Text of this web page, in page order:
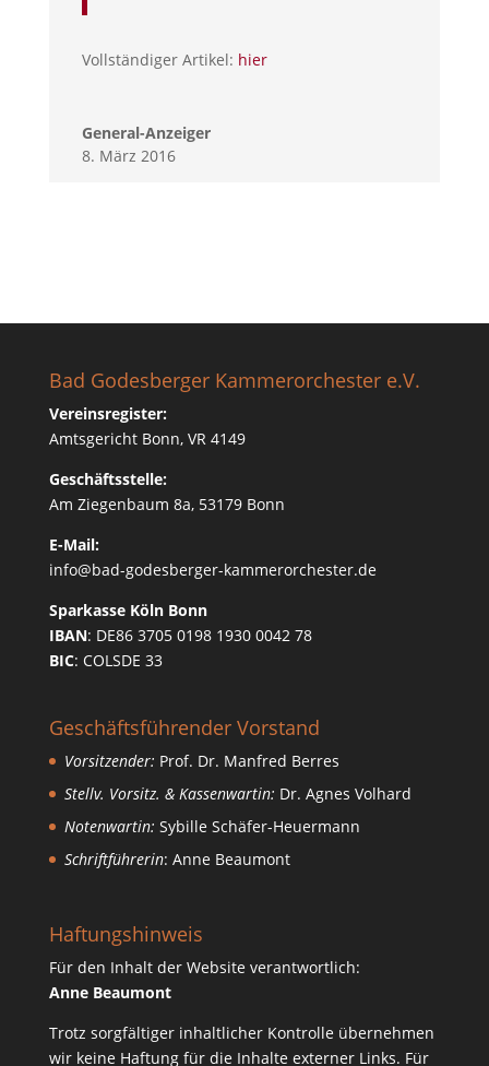
Vollständiger Artikel: hier
General-Anzeiger
8. März 2016
Bad Godesberger Kammerorchester e.V.
Vereinsregister:
Amtsgericht Bonn, VR 4149
Geschäftsstelle:
Am Ziegenbaum 8a, 53179 Bonn
E-Mail:
info@bad-godesberger-kammerorchester.de
Sparkasse Köln Bonn
IBAN: DE86 3705 0198 1930 0042 78
BIC: COLSDE 33
Geschäftsführender Vorstand
Vorsitzender: Prof. Dr. Manfred Berres
Stellv. Vorsitz. & Kassenwartin: Dr. Agnes Volhard
Notenwartin: Sybille Schäfer-Heuermann
Schriftführerin: Anne Beaumont
Haftungshinweis
Für den Inhalt der Website verantwortlich:
Anne Beaumont
Trotz sorgfältiger inhaltlicher Kontrolle übernehmen
wir keine Haftung für die Inhalte externer Links. Für